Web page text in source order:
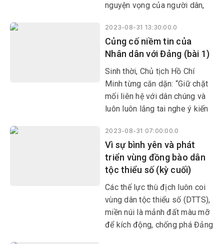
nguyện vọng của người dân,
cho công dân thực hiện quyền
làm chủ, quyền giám sát đối
với hoạt động của cán bộ,
công chức, cơ quan nhà nước.
2023-08-31 13:30:00.0
Củng cố niềm tin của
Nhân dân với Đảng (bài 1)
Sinh thời, Chủ tịch Hồ Chí
Minh từng căn dặn: “Giữ chặt
mối liên hệ với dân chúng và
luôn luôn lắng tai nghe ý kiến
lực lượng của Đảng và nhờ đó
mà Đảng thắng lợi”.
2023-08-31 07:00:00.0
Vì sự bình yên và phát
triển vùng đồng bào dân
tộc thiểu số (kỳ cuối)
Các thế lực thù địch luôn coi
vùng dân tộc thiểu số (DTTS),
miền núi là mảnh đất màu mỡ
để kích động, chống phá Đảng